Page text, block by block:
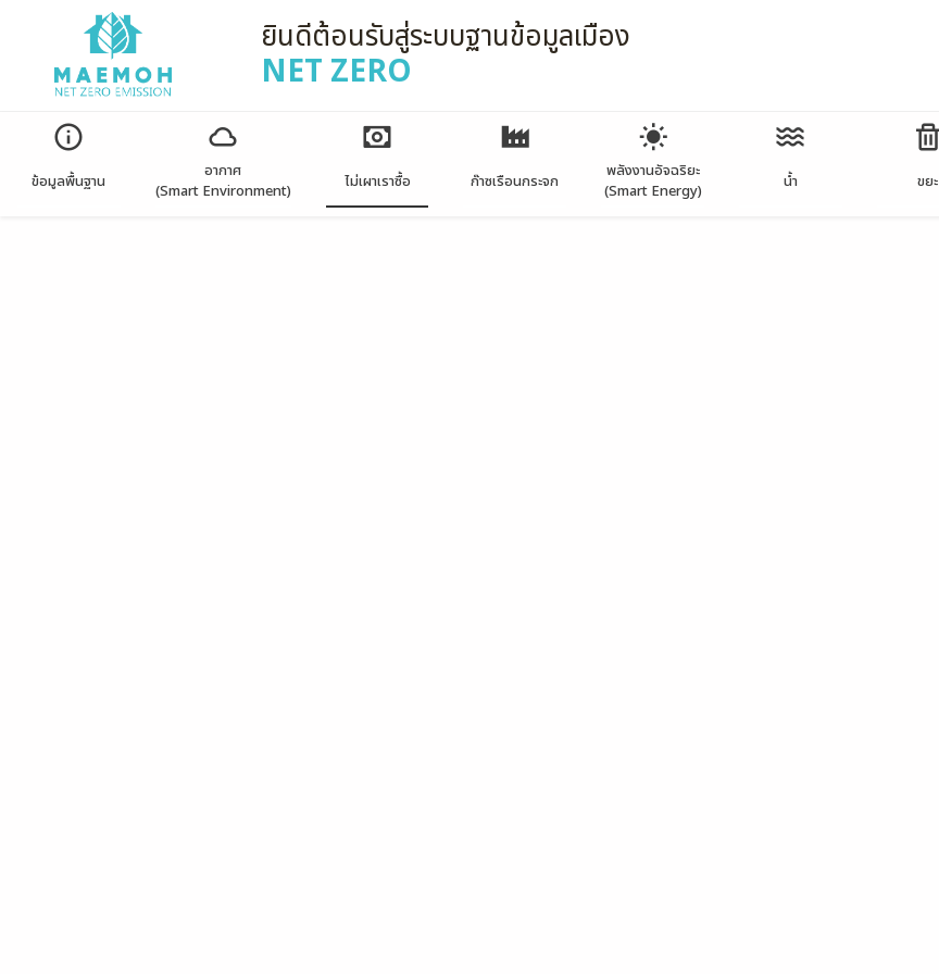
ยินดีต้อนรับสู่ระบบฐานข้อมูลเมือง
NET ZERO
ข้อมูลพื้นฐาน
อากาศ
(Smart Environment)
ไม่เผาเราซื้อ ก๊าซเรือนกระจก
พลังงานอัจฉริยะ
(Smart Energy)
น้ำ ขยะ